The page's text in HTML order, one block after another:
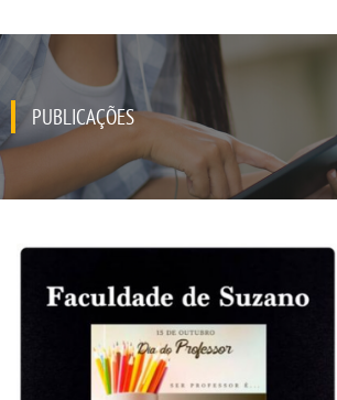
QUEM SOMOS
ESTÃ¡GIOS
INFRAESTRUTURA
CPA
CPSA
PUBLICAÇÕES